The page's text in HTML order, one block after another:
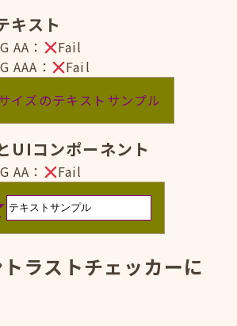
キスト
AA：
Fail
AAA：
Fail
イズのテキストサンプル
UIコンポーネント
AA： Fail
ラストチェッカーに